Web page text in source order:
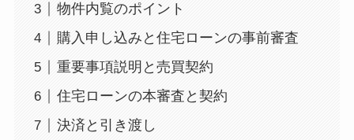
物件内覧のポイント
購入申し込みと住宅ローンの事前審査
重要事項説明と売買契約
住宅ローンの本審査と契約
決済と引き渡し